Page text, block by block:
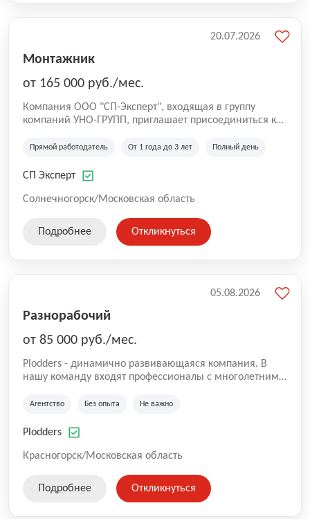
Монтажник
от 165 000 руб./мес.
Компания ООО "СП-Эксперт", входящая в группу
компаний УНО-ГРУПП, приглашает присоединиться к
работаем на рынке с 2005 года и оказываем комплекс
зданий из гибридных модульных блоков свободной
гибридно-модульного строительства.
Прямой работодатель От 1 года до 3 лет Полный день
СП Эксперт
Солнечногорск/Московская область
20.07.2026
Подробнее Откликнуться
Разнорабочий
от 85 000 руб./мес.
Plodders - динамично развивающаяся компания. В
нашу команду входят профессионалы с многолетним
на рынке аутсорсинга, а накопленный опыт позволяют
оказываемых услуг.
Агентство Без опыта Не важно
Plodders
Красногорск/Московская область
05.08.2026
Подробнее Откликнуться